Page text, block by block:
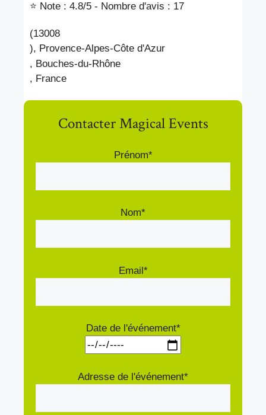
⭐ Note : 4.8/5 - Nombre d'avis : 17
(13008
), Provence-Alpes-Côte d'Azur
, Bouches-du-Rhône
, France
Contacter Magical Events
Prénom*
Nom*
Email*
Date de l'événement*
Adresse de l'événement*